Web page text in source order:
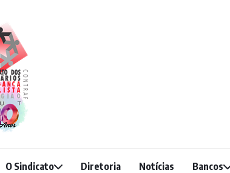
O Sindicato Diretoria Notícias Bancos